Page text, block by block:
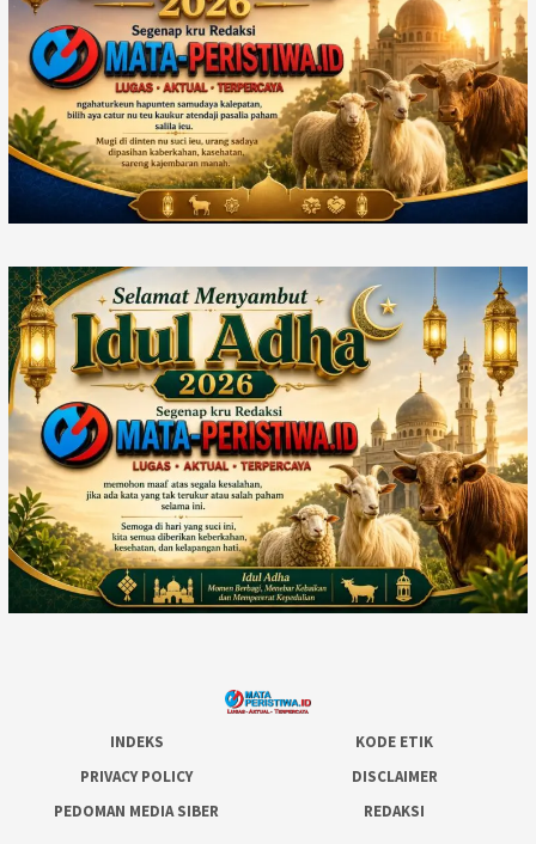
INDEKS
KODE ETIK
PRIVACY POLICY
DISCLAIMER
PEDOMAN MEDIA SIBER
REDAKSI